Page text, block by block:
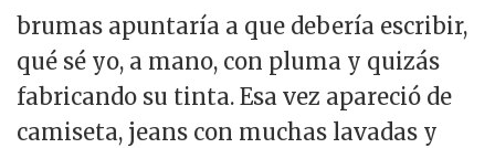
brumas apuntaría a que debería escribir,
qué sé yo, a mano, con pluma y quizás
fabricando su tinta. Esa vez apareció de
camiseta, jeans con muchas lavadas y